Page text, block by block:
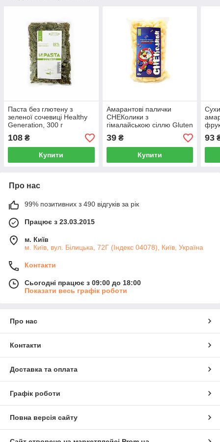
Паста без глютену з
зеленої сочевиці Healthy
Generation, 300 г
108 ₴
Купити
Амарантові палички
СНЕКолики з
гімалайською сіллю Gluten
Free, Healthy Generation,
45 г
39₴
Купити
140
93
Про нас
99% позитивних з 490 відгуків за рік
Працює з 23.03.2015
м. Київ
м. Київ, вул. Білицька, 72Г (Індекс 04078), Київ, Україна
Контакти
Сьогодні працює з 09:00 до 18:00
Показати весь графік роботи
Про нас
Контакти
Доставка та оплата
Графік роботи
Повна версія сайту